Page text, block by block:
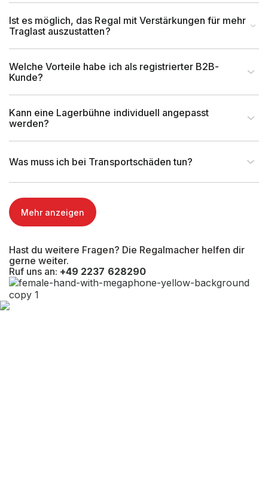
Hast du weitere Fragen? Die Regalmacher helfen dir
gerne weiter.
Ruf uns an: +49 2237 628290
Ist es möglich, das Regal mit Verstärkungen für mehr
Traglast auszustatten?
Welche Vorteile habe ich als registrierter B2B-
Kunde?
Kann eine Lagerbühne individuell angepasst
werden?
Was muss ich bei Transportschäden tun?
Mehr anzeigen